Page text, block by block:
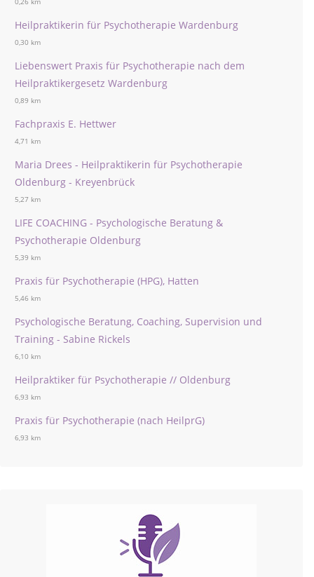
Heilpraktikerin für Psychotherapie Wardenburg
0,30 km
Liebenswert Praxis für Psychotherapie nach dem
Heilpraktikergesetz Wardenburg
0,89 km
Fachpraxis E. Hettwer
4,71 km
Maria Drees - Heilpraktikerin für Psychotherapie
Oldenburg - Kreyenbrück
5,27 km
LIFE COACHING - Psychologische Beratung &
Psychotherapie Oldenburg
5,39 km
Praxis für Psychotherapie (HPG), Hatten
5,46 km
Psychologische Beratung, Coaching, Supervision und
Training - Sabine Rickels
6,10 km
Heilpraktiker für Psychotherapie // Oldenburg
6,93 km
Praxis für Psychotherapie (nach HeilprG)
6,93 km